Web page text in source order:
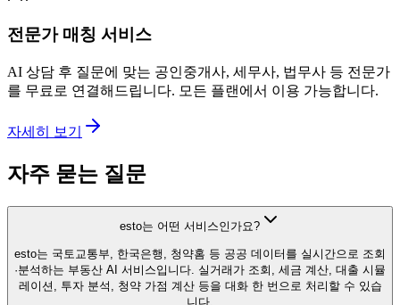
전문가 매칭 서비스
AI 상담 후 질문에 맞는 공인중개사, 세무사, 법무사 등 전문가
를 무료로 연결해드립니다. 모든 플랜에서 이용 가능합니다.
자세히 보기
자주 묻는 질문
esto는 어떤 서비스인가요?
esto는 국토교통부, 한국은행, 청약홈 등 공공 데이터를 실시간으로 조회
·분석하는 부동산 AI 서비스입니다. 실거래가 조회, 세금 계산, 대출 시뮬
레이션, 투자 분석, 청약 가점 계산 등을 대화 한 번으로 처리할 수 있습
니다.